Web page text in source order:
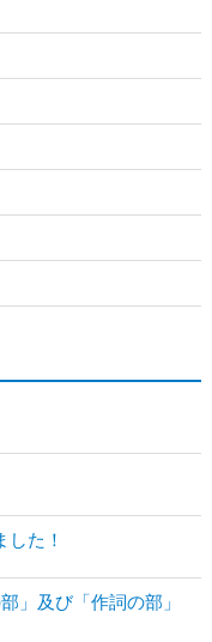
た！
」及び「作詞の部」